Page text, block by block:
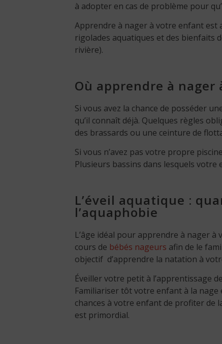
à adopter en cas de problème pour
Apprendre à nager à votre enfant est
rigolades aquatiques et des bienfaits
rivière).
Où apprendre à nager
Si vous avez la chance de posséder
qu’il connaît déjà. Quelques règles
des brassards ou une ceinture de
Si vous n’avez pas votre propre
Plusieurs bassins dans lesquels
L’éveil aquatique :
l’aquaphobie
L’âge idéal pour apprendre à nager
cours de bébés nageurs afin de le
objectif d’apprendre la natation à
Éveiller votre petit à l’apprentissage
Familiariser tôt votre enfant à la nage
chances à votre enfant de profiter de
est primordial.